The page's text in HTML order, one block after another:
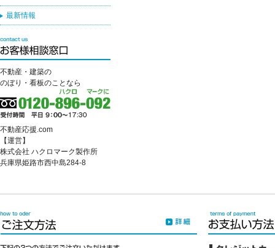
最新情報
不動産・建築の
のぼり・看板のことなら
不動産応援.com
【運営】
株式会社 ハクロマーク製作所
兵庫県姫路市西中島284-8